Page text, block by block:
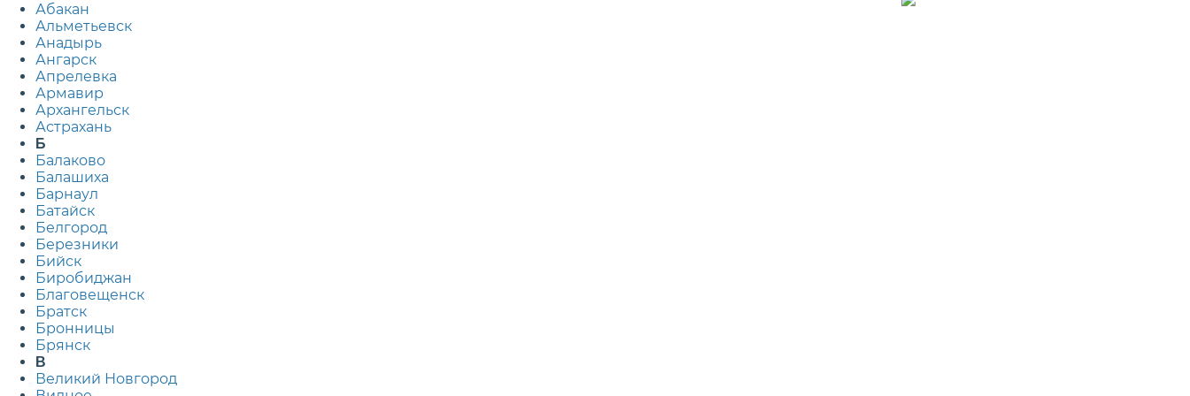
Абакан
Альметьевск
Анадырь
Ангарск
Апрелевка
Армавир
Архангельск
Астрахань
Б
Балаково
Балашиха
Барнаул
Батайск
Белгород
Березники
Бийск
Биробиджан
Благовещенск
Братск
Бронницы
Брянск
В
Великий Новгород